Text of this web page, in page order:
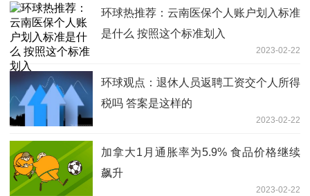
环球热推荐：云南医保个人账户划入标准
是什么 按照这个标准划入
2023-02-22
环球观点：退休人员返聘工资交个人所得
税吗 答案是这样的
2023-02-22
加拿大1月通胀率为5.9% 食品价格继续
飙升
2023-02-22